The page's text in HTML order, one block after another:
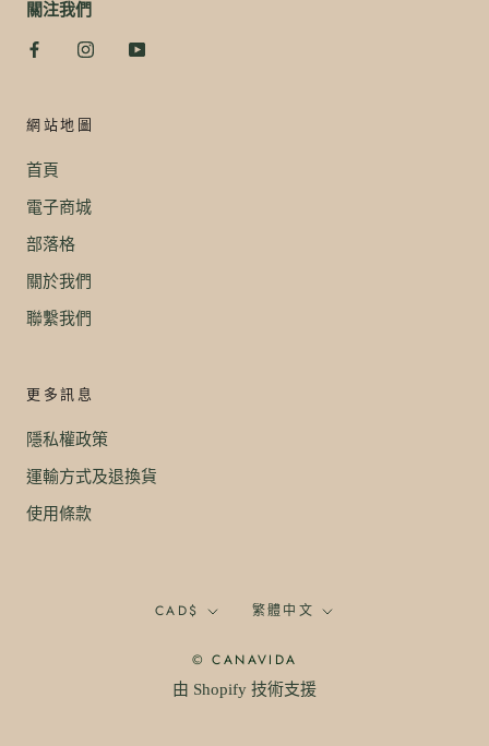
關注我們
網站地圖
首頁
電子商城
部落格
關於我們
聯繫我們
更多訊息
隱私權政策
運輸方式及退換貨
使用條款
幣
CAD$
语
繁體中文
© CANAVIDA
由 Shopify 技術支援